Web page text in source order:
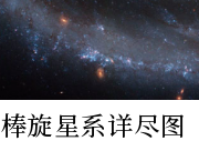
棒旋星系详尽图